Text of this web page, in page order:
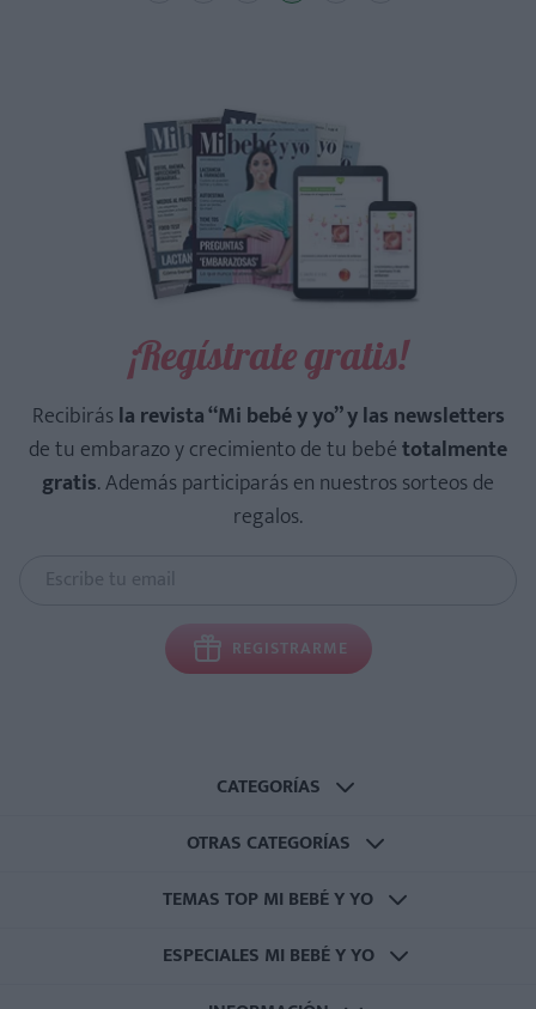
¡Regístrate gratis!
Recibirásla revista “Mi bebé y yo” y las newsletters
de tu embarazo y crecimiento de tu bebétotalmente
gratis. Además participarás en nuestros sorteos de
regalos.
REGISTRARME
CATEGORÍAS
OTRAS CATEGORÍAS
TEMAS TOP MI BEBÉ Y YO
ESPECIALES MI BEBÉ Y YO